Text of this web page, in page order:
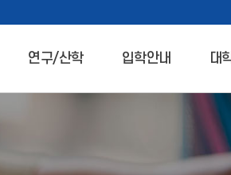
연구/산학 입학안내 대